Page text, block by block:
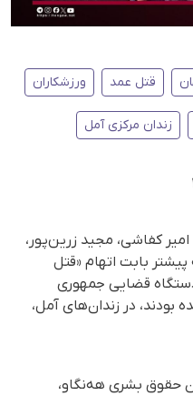
قتل عمد ورزشکاران
زندان مرکزی آمل
کفاشی، مجید زرین‌پور،
بابت اتهام «قتل
قضایی جمهوری
بودند، در زندان‌های آمل،
حقوق بشری هه‌نگاو،